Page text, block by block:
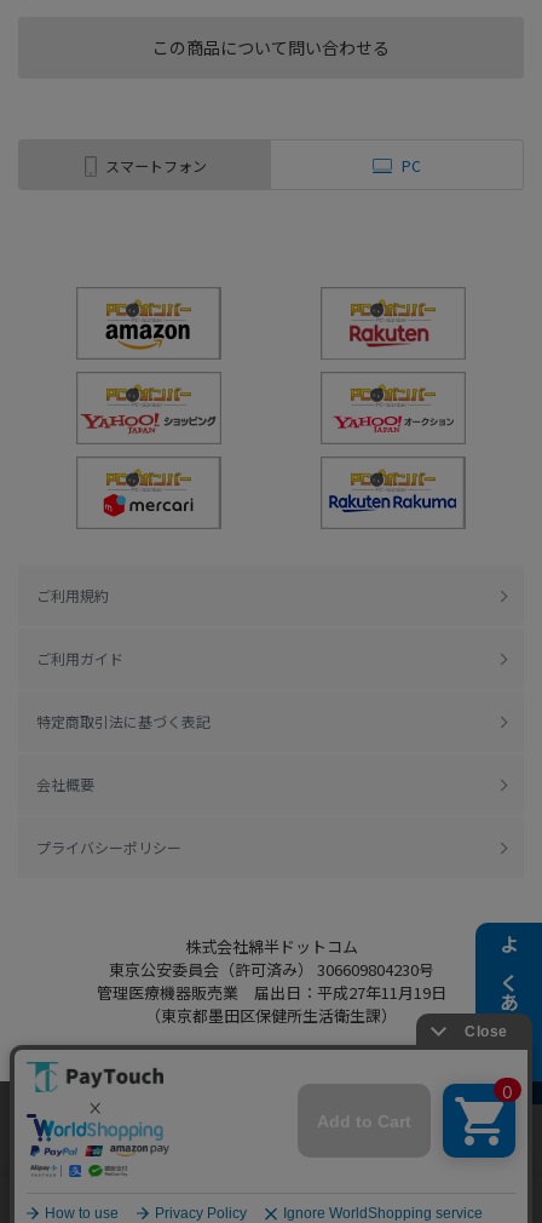
よくある質問
この商品について問い合わせる
スマートフォン PC
ご利用規約
ご利用ガイド
特定商取引法に基づく表記
会社概要
プライバシーポリシー
株式会社綿半ドットコム
東京公安委員会（許可済み） 306609804230号
管理医療機器販売業 届出日：平成27年11月19日
（東京都墨田区保健所生活衛生課）
Copyright 2022
Powered by Watahan Partners Co., Ltd.
当ウェブサイトでは、お客様により良いサービス
をご提供するため、クッキーを利用しています。
サイト利用を継続することにより、クッキーの使
細はこちら」をご覧ください。
同意する